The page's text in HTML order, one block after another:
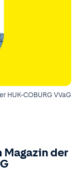
HUK-COBURG VVaG
der